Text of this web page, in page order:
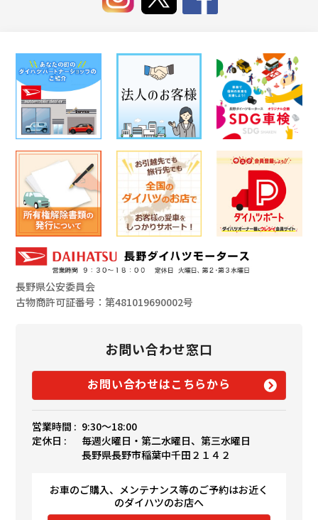
長野県公安委員会
古物商許可証番号：第481019690002号
お問い合わせ窓口
お問い合わせはこちらから
営業時間 : 9:30〜18:00
定休日 :
毎週火曜日・第二水曜日、第三水曜日
長野県長野市稲葉中千田２１４２
お車のご購入、メンテナンス等のご予約はお近く
のダイハツのお店へ